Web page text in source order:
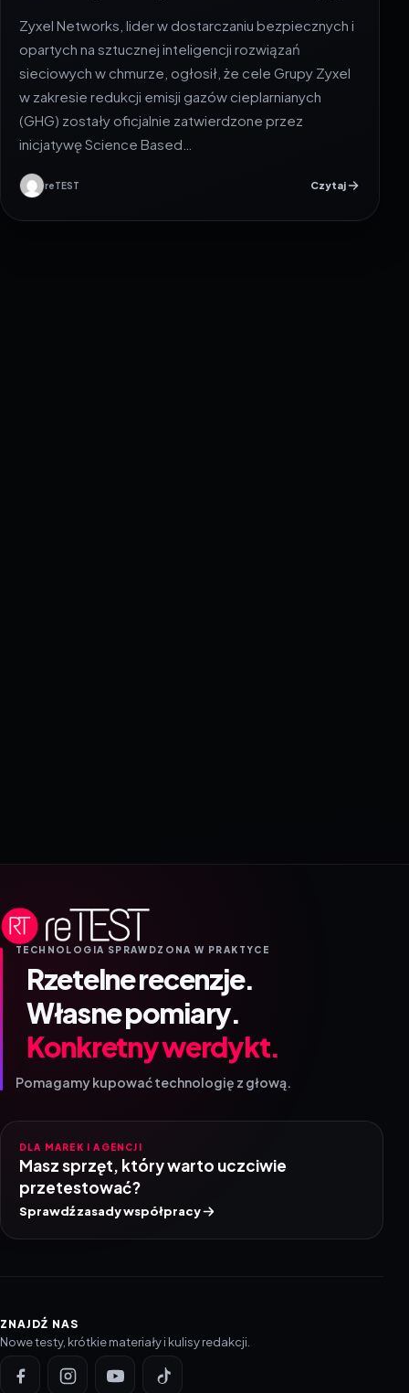
Zyxel Networks, lider w dostarczaniu bezpiecznych i
opartych na sztucznej inteligencji rozwiązań
sieciowych w chmurze, ogłosił, że cele Grupy Zyxel
w zakresie redukcji emisji gazów cieplarnianych
(GHG) zostały oficjalnie zatwierdzone przez
inicjatywę Science Based…
reTEST Czytaj
TECHNOLOGIA SPRAWDZONA W PRAKTYCE
Rzetelne recenzje.
Własne pomiary.
Konkretny werdykt.
Pomagamy kupować technologię z głową.
DLA MAREK I AGENCJI
Masz sprzęt, który warto uczciwie
przetestować?
Sprawdź zasady współpracy
ZNAJDŹ NAS
Nowe testy, krótkie materiały i kulisy redakcji.